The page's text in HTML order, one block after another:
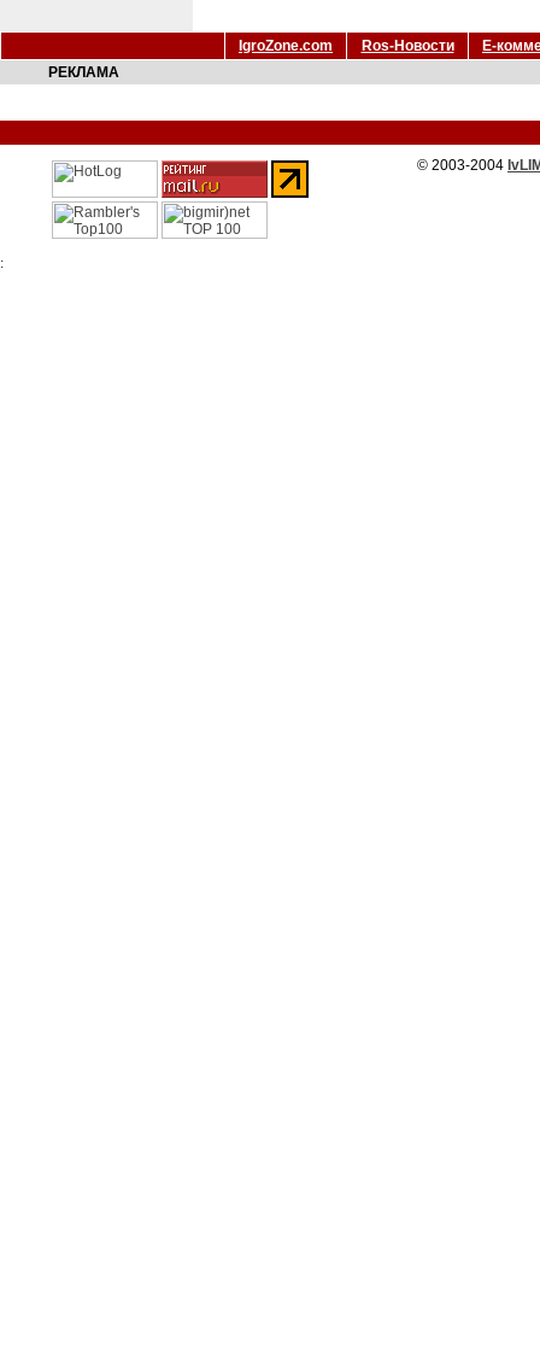
IgroZone.com Ros-Новости
Е-
РЕКЛАМА
© 2003-2004
: